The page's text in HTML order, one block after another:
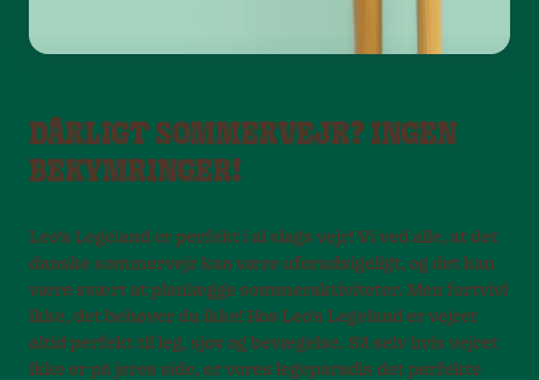
DÅRLIGT SOMMERVEJR? INGEN
BEKYMRINGER!
Leo’s Legeland er perfekt i al slags vejr! Vi ved alle, at det
danske sommervejr kan være uforudsigeligt, og det kan
være svært at planlægge sommeraktiviteter. Men fortvivl
ikke, det behøver du ikke! Hos Leo’s Legeland er vejret
altid perfekt til leg, sjov og bevægelse. Så selv hvis vejret
ikke er på jeres side, er vores legeparadis det perfekte